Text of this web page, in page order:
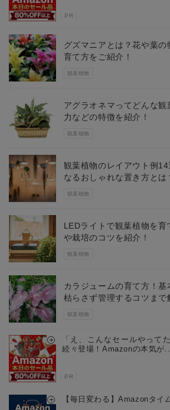
PR
観葉植物
グズマニアとは？花や葉
育て方をご紹介！
観葉植物
アグラオネマってどんな
力などの特徴を紹介！
観葉植物
観葉植物のレイアウト例14
なるおしゃれな置き方とは
観葉植物
LEDライトで観葉植物を育
や栽培のコツを紹介！
観葉植物
カラジュームの育て方！
枯らさず管理するコツまで
「え、こんなセールやって
続々登場！Amazonの本気が
PR
【毎日変わる】Amazonタイ